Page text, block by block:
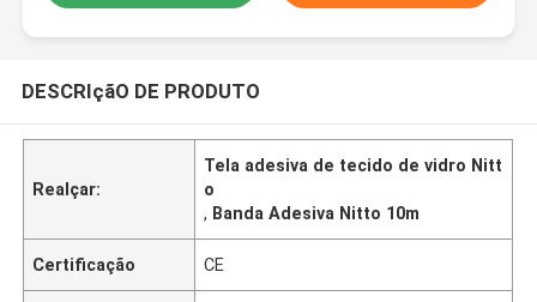
DESCRIçãO DE PRODUTO
Realçar:
Tela adesiva de tecido de vidro Nitt
o
, Banda Adesiva Nitto 10m
Certificação CE